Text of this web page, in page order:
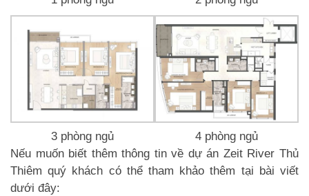
3 phòng ngủ
4 phòng ngủ
Nếu muốn biết thêm thông tin về dự án Zeit River Thủ
Thiêm quý khách có thể tham khảo thêm tại bài viết
dưới đây: